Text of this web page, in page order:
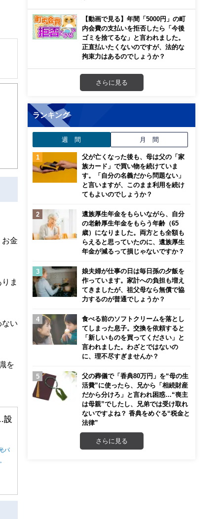
ラ
お金
ま
ない
を
設
パ
【動画で見る】年間「5000円」の町
内会費の支払いを拒否したら「今後
ゴミを捨てるな」と言われました。
正直払いたくないのですが、法的な
拘束力はあるのでしょうか？
さらに見る
ランキング
週 間 月 間
父が亡くなった後も、母は父の「家
族カード」で買い物を続けていま
す。「自分の名義だから問題ない」
と言いますが、このまま利用を続け
てもよいのでしょうか？
遺族厚生年金をもらいながら、自分
の老齢厚生年金をもらう年齢（65
歳）になりました。両方とも全額も
らえると思っていたのに、遺族厚生
年金が減るって損じゃないですか？
娘夫婦が仕事の日は毎日孫の夕飯を
作っています。家計への負担も増え
てきましたが、祖父母なら無償で協
力するのが普通でしょうか？
食べる前のソフトクリームを落とし
てしまった息子。交換を依頼すると
「新しいものを買ってください」と
言われました。わざとではないの
に、理不尽すぎませんか？
父の葬儀で「香典80万円」を“母の生
活費”に使ったら、兄から「相続財産
だから分けろ」と言われ困惑…“喪主
は母親”でしたし、兄弟では受け取れ
ないですよね？ 香典をめぐる“税金と
法律”
さらに見る